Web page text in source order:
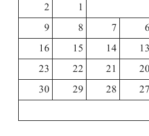
1
2
6
7
8
9
13
14
15
16
20
21
22
23
27
28
29
30